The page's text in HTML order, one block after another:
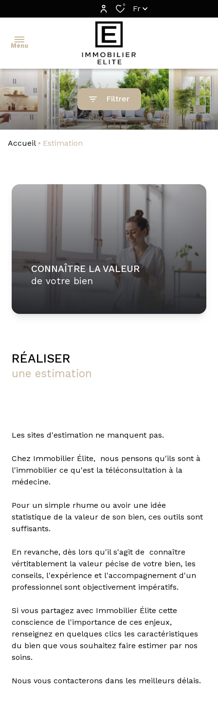
0 Fr
Menu
TRANSACTION
GESTION
LOCATION
ÉLITE
Filtrer
Accueil Estimation
CONNAÎTRE LA VALEUR
de votre bien
RÉALISER
une estimation
Les sites d'estimation ne manquent pas.
Chez Immobilier Élite, nous pensons qu'ils sont à
l'immobilier ce qu'est la téléconsultation à la
médecine.
Pour un simple rhume ou avoir une idée
statistique de la valeur de son bien, ces outils sont
suffisants.
En revanche, dès lors qu'il s'agit de connaître
vértitablement la valeur pécise de votre bien, les
conseils, l'expérience et l'accompagnement d'un
professionnel sont objectivement impératifs.
Si vous partagez avec Immobilier Élite cette
conscience de l'importance de ces enjeux,
renseignez en quelques clics les caractéristiques
du bien que vous souhaitez faire estimer par nos
soins.
Nous vous contacterons dans les meilleurs délais.